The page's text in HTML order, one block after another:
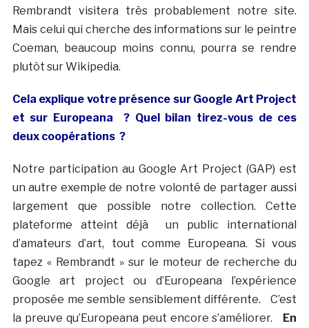
Rembrandt visitera très probablement notre site.
Mais celui qui cherche des informations sur le peintre
Coeman, beaucoup moins connu, pourra se rendre
plutôt sur Wikipedia.
Cela explique votre présence sur Google Art Project
et sur Europeana ? Quel bilan tirez-vous de ces
deux coopérations ?
Notre participation au Google Art Project (GAP) est
un autre exemple de notre volonté de partager aussi
largement que possible notre collection. Cette
plateforme atteint déjà un public international
d’amateurs d’art, tout comme Europeana. Si vous
tapez « Rembrandt » sur le moteur de recherche du
Google art project ou d’Europeana l’expérience
proposée me semble sensiblement différente. C’est
la preuve qu’Europeana peut encore s’améliorer. En